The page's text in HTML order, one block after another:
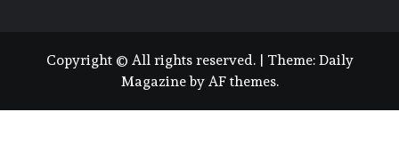
Copyright © All rights reserved. | Theme: Daily
Magazineby AF themes.